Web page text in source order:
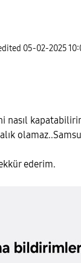
‎05-02-2025
nasıl
ederim.